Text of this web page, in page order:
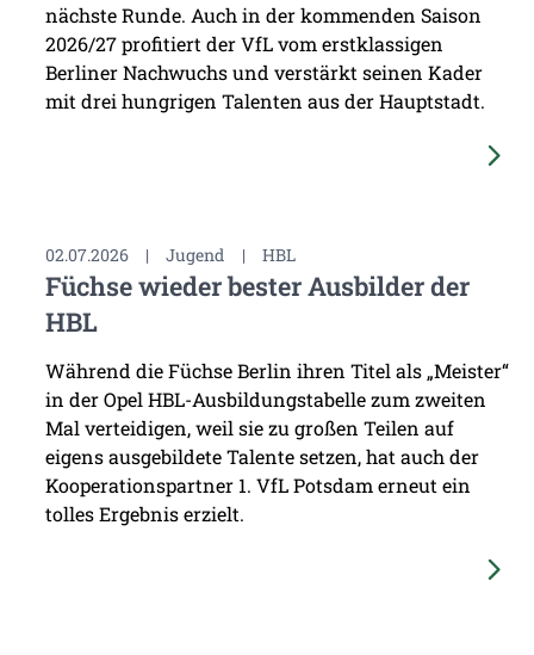
nächste Runde. Auch in der kommenden Saison
2026/27 profitiert der VfL vom erstklassigen
Berliner Nachwuchs und verstärkt seinen Kader
mit drei hungrigen Talenten aus der Hauptstadt.
02.07.2026 | Jugend | HBL
Füchse wieder bester Ausbilder der
HBL
Während die Füchse Berlin ihren Titel als „Meister“
in der Opel HBL-Ausbildungstabelle zum zweiten
Mal verteidigen, weil sie zu großen Teilen auf
eigens ausgebildete Talente setzen, hat auch der
Kooperationspartner 1. VfL Potsdam erneut ein
tolles Ergebnis erzielt.